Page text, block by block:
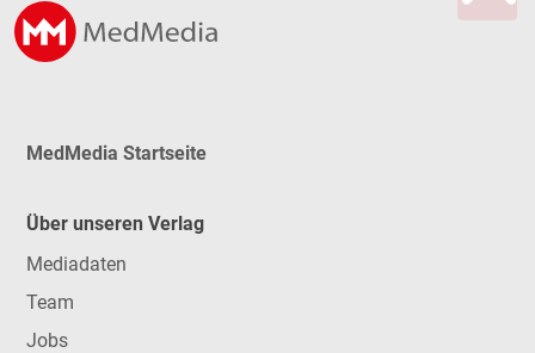
MedMedia Startseite
Über unseren Verlag
Mediadaten
Team
Jobs